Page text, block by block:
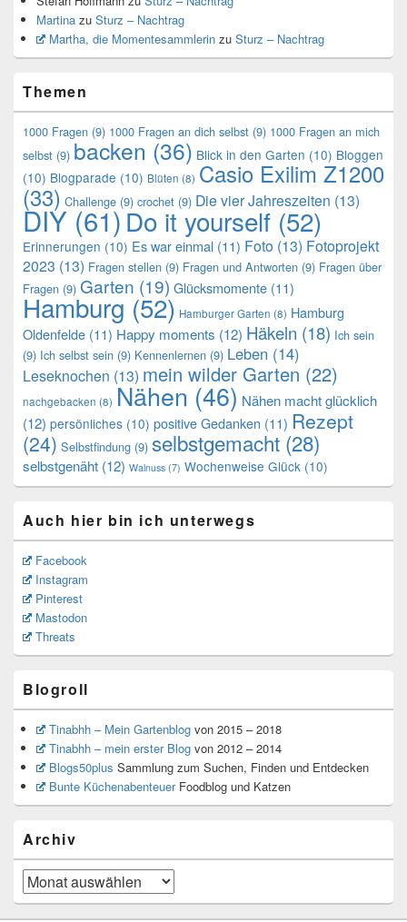
Martina zu Sturz – Nachtrag
Martha, die Momentesammlerinzu Sturz – Nachtrag
Themen
1000 Fragen (9) 1000 Fragen an dich selbst (9) 1000 Fragen an mich
selbst (9) backen (36) Blick in den Garten (10) Bloggen
(10) Blogparade (10) Blüten (8) Casio Exilim Z1200
(33) Challenge (9) crochet (9) Die vier Jahreszeiten (13)
DIY (61)Do it yourself (52)
Erinnerungen (10) Es war einmal (11) Foto (13) Fotoprojekt
2023 (13) Fragen stellen (9) Fragen und Antworten (9) Fragen über
Fragen (9) Garten (19) Glücksmomente (11)
Hamburg (52) Hamburger Garten (8) Hamburg
Oldenfelde (11) Happy moments (12) Häkeln (18) Ich sein
(9) Ich selbst sein (9) Kennenlernen (9) Leben (14)
Leseknochen (13) mein wilder Garten (22)
nachgebacken (8) Nähen (46) Nähen macht glücklich
(12) persönliches (10) positive Gedanken (11) Rezept
(24) Selbstfindung (9) selbstgemacht (28)
selbstgenäht (12) Walnuss (7) Wochenweise Glück (10)
Auch hier bin ich unterwegs
Facebook
Instagram
Pinterest
Mastodon
Threats
Blogroll
Tinabhh – Mein Gartenblogvon 2015 – 2018
Tinabhh – mein erster Blogvon 2012 – 2014
Blogs50plus Sammlung zum Suchen, Finden und Entdecken
Bunte KüchenabenteuerFoodblog und Katzen
Archiv
Archiv